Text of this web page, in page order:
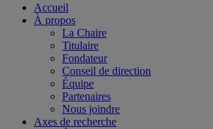
Accueil
À propos
La Chaire
Titulaire
Fondateur
Conseil de direction
Équipe
Partenaires
Nous joindre
Axes de recherche